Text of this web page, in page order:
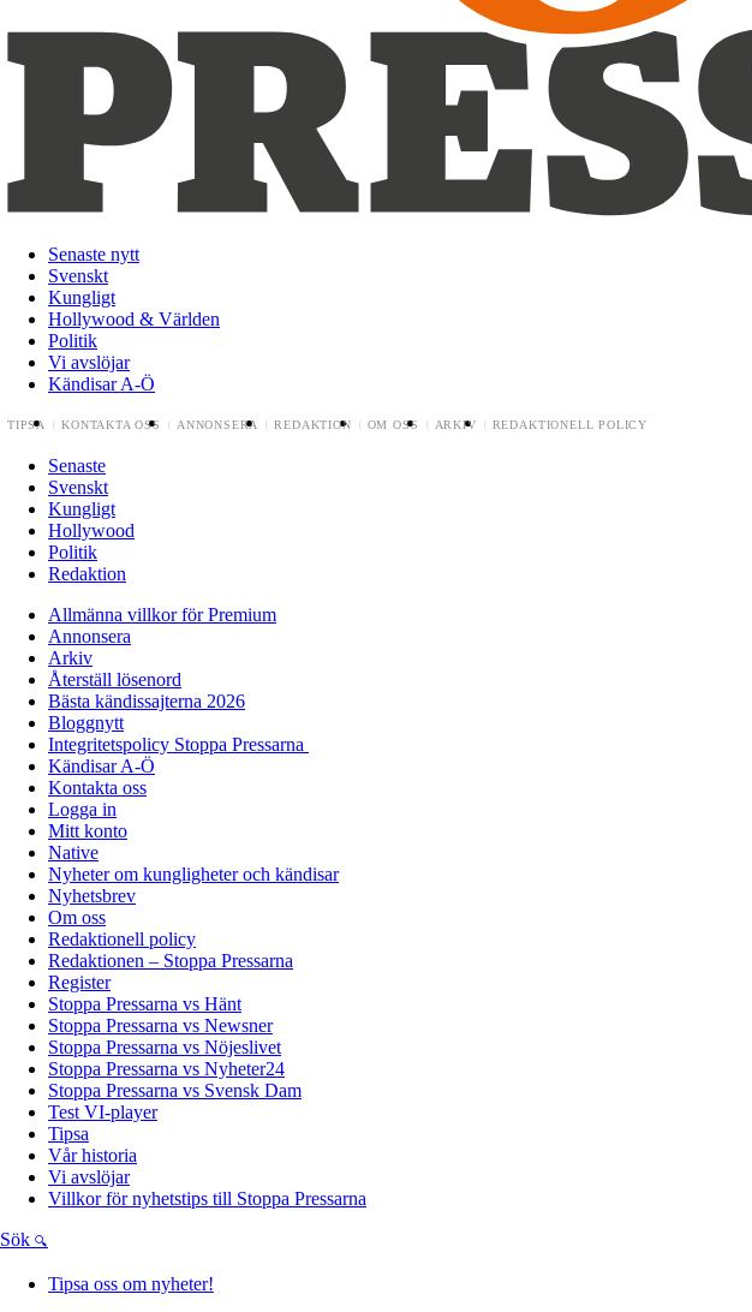
Senaste nytt
Svenskt
Kungligt
Hollywood & Världen
Politik
Vi avslöjar
Kändisar A-Ö
TIPSA KONTAKTA OSS ANNONSERA REDAKTION OM OSS ARKIV REDAKTIONELL POLICY
Senaste
Svenskt
Kungligt
Hollywood
Politik
Redaktion
Allmänna villkor för Premium
Annonsera
Arkiv
Återställ lösenord
Bästa kändissajterna 2026
Bloggnytt
Integritetspolicy Stoppa Pressarna
Kändisar A-Ö
Kontakta oss
Logga in
Mitt konto
Native
Nyheter om kungligheter och kändisar
Nyhetsbrev
Om oss
Redaktionell policy
Redaktionen – Stoppa Pressarna
Register
Stoppa Pressarna vs Hänt
Stoppa Pressarna vs Newsner
Stoppa Pressarna vs Nöjeslivet
Stoppa Pressarna vs Nyheter24
Stoppa Pressarna vs Svensk Dam
Test VI-player
Tipsa
Vår historia
Vi avslöjar
Villkor för nyhetstips till Stoppa Pressarna
Sök
Tipsa oss om nyheter!